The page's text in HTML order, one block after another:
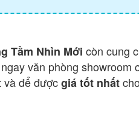
Tầm Nhìn Mới còn cung
văn phòng showroom
và để đượcgiá tốt nhất